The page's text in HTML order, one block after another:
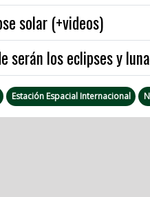
solar (+videos)
serán los eclipses y
Estación Espacial Internacional